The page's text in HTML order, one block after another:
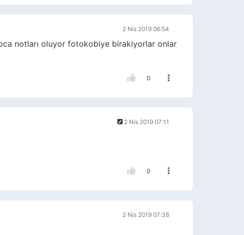
2 Nis 2019 06:54
notları oluyor fotokobiye birakiyorlar onlar
0
2 Nis 2019 07:11
0
2 Nis 2019 07:38